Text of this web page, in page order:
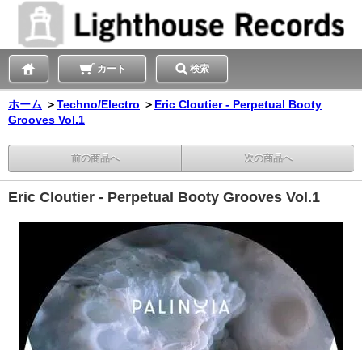
カート 検索
ホーム ＞Techno/Electro ＞ Eric Cloutier - Perpetual Booty
Grooves Vol.1
前の商品へ 次の商品へ
Eric Cloutier - Perpetual Booty Grooves Vol.1